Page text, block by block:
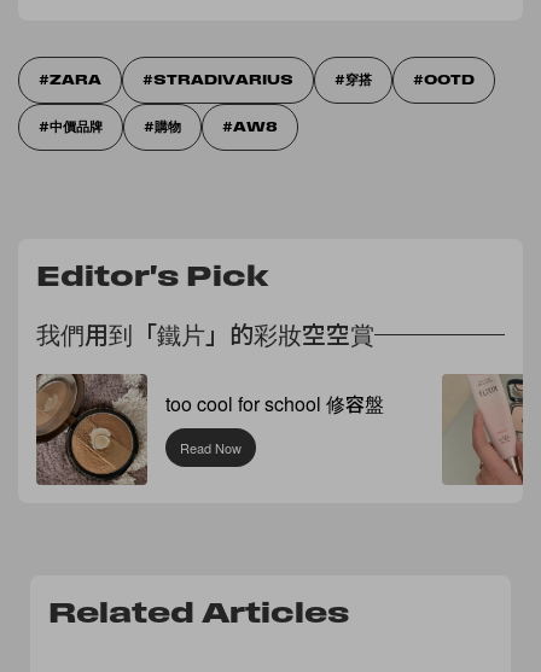
ZARA STRADIVARIUS 穿搭 OOTD
中價品牌 購物 AW8
Editor's Pick
我們用到「鐵片」的彩妝空空賞
too cool for school 修容盤
Read Now
Related Articles